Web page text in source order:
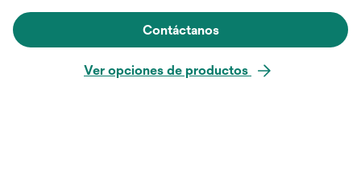
Contáctanos
Ver opciones de productos